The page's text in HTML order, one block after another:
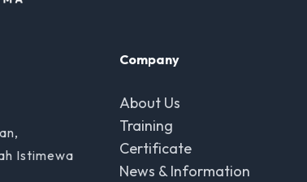
Istimewa
Company
About Us
Training
Certificate
News & Information